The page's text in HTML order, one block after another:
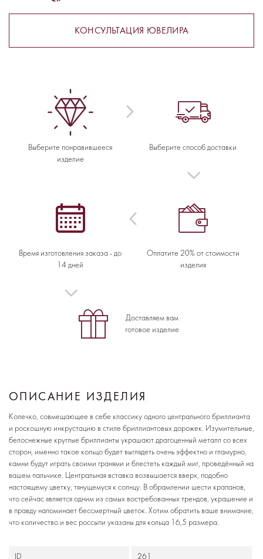
КОНСУЛЬТАЦИЯ ЮВЕЛИРА
Выберите понравившееся
изделие
Выберите способ доставки
Оплатите 20% от стоимости
изделия
Время изготовления заказа - до
14 дней
Доставляем вам
готовое изделие
ОПИСАНИЕ ИЗДЕЛИЯ
Колечко, совмещающее в себе классику одного центрального бриллианта
и роскошную инкрустацию в стиле бриллиантовых дорожек. Изумительные,
белоснежные круглые бриллианты украшают драгоценный металл со всех
сторон, именно такое кольцо будет выглядеть очень эффектно и гламурно,
камни будут играть своими гранями и блестеть каждый миг, проведённый на
вашем пальчике. Центральная вставка возвышается вверх, подобно
настоящему цветку, тянущемуся к солнцу. В обрамлении шести крапанов,
что сейчас является одним из самых востребованных трендов, украшение и
в правду напоминает бессмертный цветок. Хотим обратить ваше внимание,
что количество и вес россыпи указаны для кольца 16,5 размера.
ID 261